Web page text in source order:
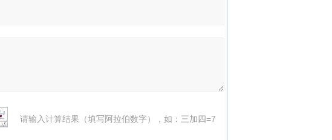
请输入计算结果（填写阿拉伯数字），如：三加四=7